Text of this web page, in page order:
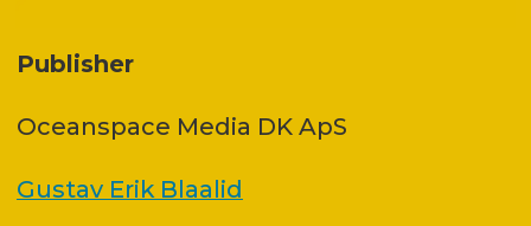
Publisher
Oceanspace Media DK ApS
Gustav Erik Blaalid